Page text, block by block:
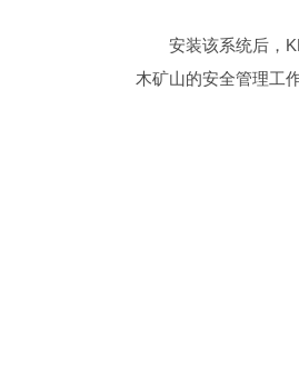
安装该系统后，
木矿山的安全管理工